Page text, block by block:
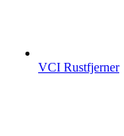
VCI Rustfjerner